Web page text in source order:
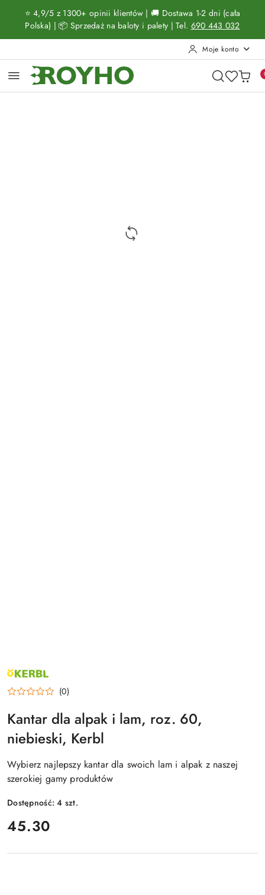
Przejdź do treści głównej
Przejdź do wyszukiwarki
Przejdź do moje konto
Przejdź do menu głównego
Przejdź do opisu produktu
Przejdź do stopki
⭐ 4,9/5 z 1300+ opinii klientów | 🚚 Dostawa 1-2 dni (cała
Polska) | 📦 Sprzedaż na baloty i palety | Tel. 690 443 032
Moje konto
NAZWA
PRODUCENTA:
KERBL (0)
Kantar dla alpak i lam, roz. 60,
niebieski, Kerbl
Wybierz najlepszy kantar dla swoich lam i alpak z naszej
szerokiej gamy produktów
Dostępność:4 szt.
cena:
45.30